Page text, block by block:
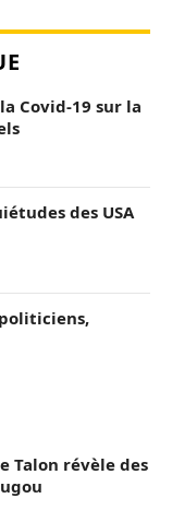
Covid-19 sur la
des USA
Talon révèle des